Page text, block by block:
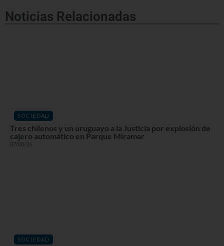
Noticias Relacionadas
SOCIEDAD
Tres chilenos y un uruguayo a la Justicia por explosión de
cajero automático en Parque Miramar
07/08/26
SOCIEDAD